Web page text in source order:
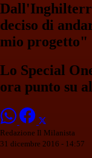
deciso di
mio progetto"
Lo Special
ora punto su
Redazione Il Milanista
31 dicembre 2016 - 14:57